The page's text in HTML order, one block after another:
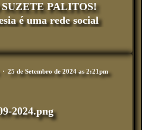
PALITOS!
é uma rede social
25 de Setembro de 2024 as 2:21pm